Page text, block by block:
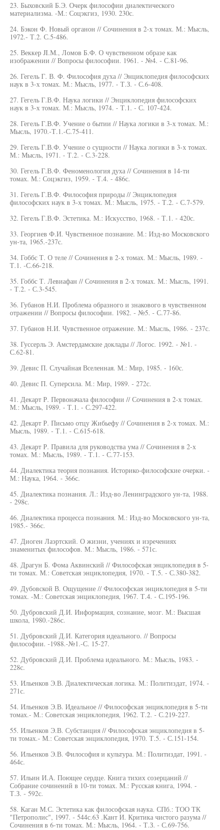
23. Быховский Б.Э. Очерк философии диалектического
материализма. -М.: Соцэкгиз, 1930. 230с.
24. Бэкон Ф. Новый органон // Сочинения в 2-х томах. М.: Мысль,
1972.- Т.2. С.5-486.
25. Веккер JI.M., Ломов Б.Ф. О чувственном образе как
изображении // Вопросы философии. 1961. - №4. - С.81-96.
26. Гегель Г. В. Ф. Философия духа // Энциклопедия философских
наук в 3-х томах. М.: Мысль, 1977. - Т.З. - С.6-408.
27. Гегель Г.В.Ф. Наука логики // Энциклопедия философских
наук в 3-х томах. М.: Мысль, 1974. - Т.1. - С. 107-424.
28. Гегель Г.В.Ф. Учение о бытии // Наука логики в 3-х томах. М.:
Мысль, 1970.-Т.1.-С.75-411.
29. Гегель Г.В.Ф. Учение о сущности // Наука логики в 3-х томах.
М.: Мысль, 1971. - Т.2. - С.3-228.
30. Гегель Г.В.Ф. Феноменология духа // Сочинения в 14-ти
томах. М.: Соцэкгиз, 1959. - Т.4. - 486с.
31. Гегель Г.В.Ф. Философия природы // Энциклопедия
философских наук в 3-х томах. М.: Мысль, 1975. - Т.2. - С.7-579.
32. Гегель Г.В.Ф. Эстетика. М.: Искусство, 1968. - Т.1. - 420с.
33. Георгиев Ф.И. Чувственное познание. М.: Изд-во Московского
ун-та, 1965.-237с.
34. Гоббс Т. О теле // Сочинения в 2-х томах. М.: Мысль, 1989. -
Т.1. -С.66-218.
35. Гоббс Т. Левиафан // Сочинения в 2-х томах. М.: Мысль, 1991.
- Т.2. - С.3-545.
36. Губанов Н.И. Проблема образного и знакового в чувственном
отражении // Вопросы философии. 1982. - №5. - С.77-86.
37. Губанов Н.И. Чувственное отражение. М.: Мысль, 1986. - 237с.
38. Гуссерль Э. Амстердамские доклады // Логос. 1992. - №1. -
С.62-81.
39. Девис П. Случайная Вселенная. М.: Мир, 1985. - 160с.
40. Девис П. Суперсила. М.: Мир, 1989. - 272с.
41. Декарт Р. Первоначала философии // Сочинения в 2-х томах.
М.: Мысль, 1989. - Т.1. - С.297-422.
42. Декарт Р. Письмо отцу Жибьефу // Сочинения в 2-х томах. М.:
Мысль, 1989. - Т.1. - С.615-618.
43. Декарт Р. Правила для руководства ума // Сочинения в 2-х
томах. М.: Мысль, 1989. - Т.1. - С.77-153.
44. Диалектика теория познания. Историко-философские очерки. -
М.: Наука, 1964. - 366с.
45. Диалектика познания. Л.: Изд-во Ленинградского ун-та, 1988.
- 298с.
46. Диалектика процесса познания. М.: Изд-во Московского ун-та,
1985.- 366с.
47. Диоген Лаэртский. О жизни, учениях и изречениях
знаменитых философов. М.: Мысль, 1986. - 571с.
48. Драгун Б. Фома Аквинский // Философская энциклопедия в 5-
ти томах. М.: Советская энциклопедия, 1970. - Т.5. - С.380-382.
49. Дубовской В. Ощущение // Философская энциклопедия в 5-ти
томах. -М.: Советская энциклопедия, 1967. Т.4. - С.195-196.
50. Дубровский Д.И. Информация, сознание, мозг. М.: Высшая
школа, 1980.-286с.
51. Дубровский Д.И. Категория идеального. // Вопросы
философии. -1988.-№1.-С. 15-27.
52. Дубровский Д.И. Проблема идеального. М.: Мысль, 1983. -
228с.
53. Ильенков Э.В. Диалектическая логика. М.: Политиздат, 1974. -
271с.
54. Ильенков Э.В. Идеальное // Философская энциклопедия в 5-ти
томах.- М.: Советская энциклопедия, 1962. Т.2. - С.219-227.
55. Ильенков Э.В. Субстанция // Философская энциклопедия в 5-
ти томах.- М.: Советская энциклопедия, 1970. Т.5. - С.151-154.
56. Ильенков Э.В. Философия и культура. М.: Политиздат, 1991. -
464с.
57. Ильин И.А. Поющее сердце. Книга тихих созерцаний //
Собрание сочинений в 10-ти томах. М.: Русская книга, 1994. -
Т.З. - 592с.
58. Каган М.С. Эстетика как философская наука. СПб.: ТОО ТК
"Петрополис", 1997. - 544с.63 .Кант И. Критика чистого разума //
Сочинения в 6-ти томах. М.: Мысль, 1964. - Т.З. - С.69-756.